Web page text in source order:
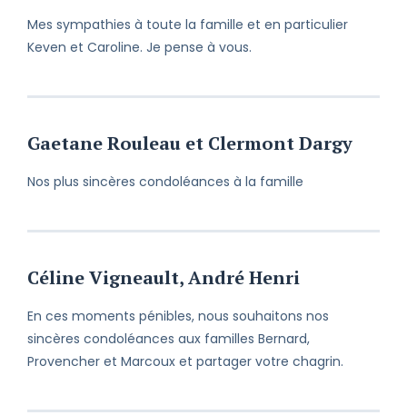
Mes sympathies à toute la famille et en particulier
Keven et Caroline. Je pense à vous.
Gaetane Rouleau et Clermont Dargy
Nos plus sincères condoléances à la famille
Céline Vigneault, André Henri
En ces moments pénibles, nous souhaitons nos
sincères condoléances aux familles Bernard,
Provencher et Marcoux et partager votre chagrin.